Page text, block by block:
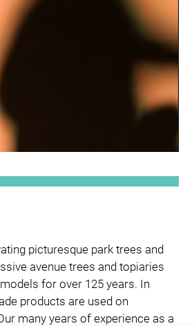
picturesque park trees and
avenue trees and topiaries
for over 125 years. In
products are used on
many years of experience as a